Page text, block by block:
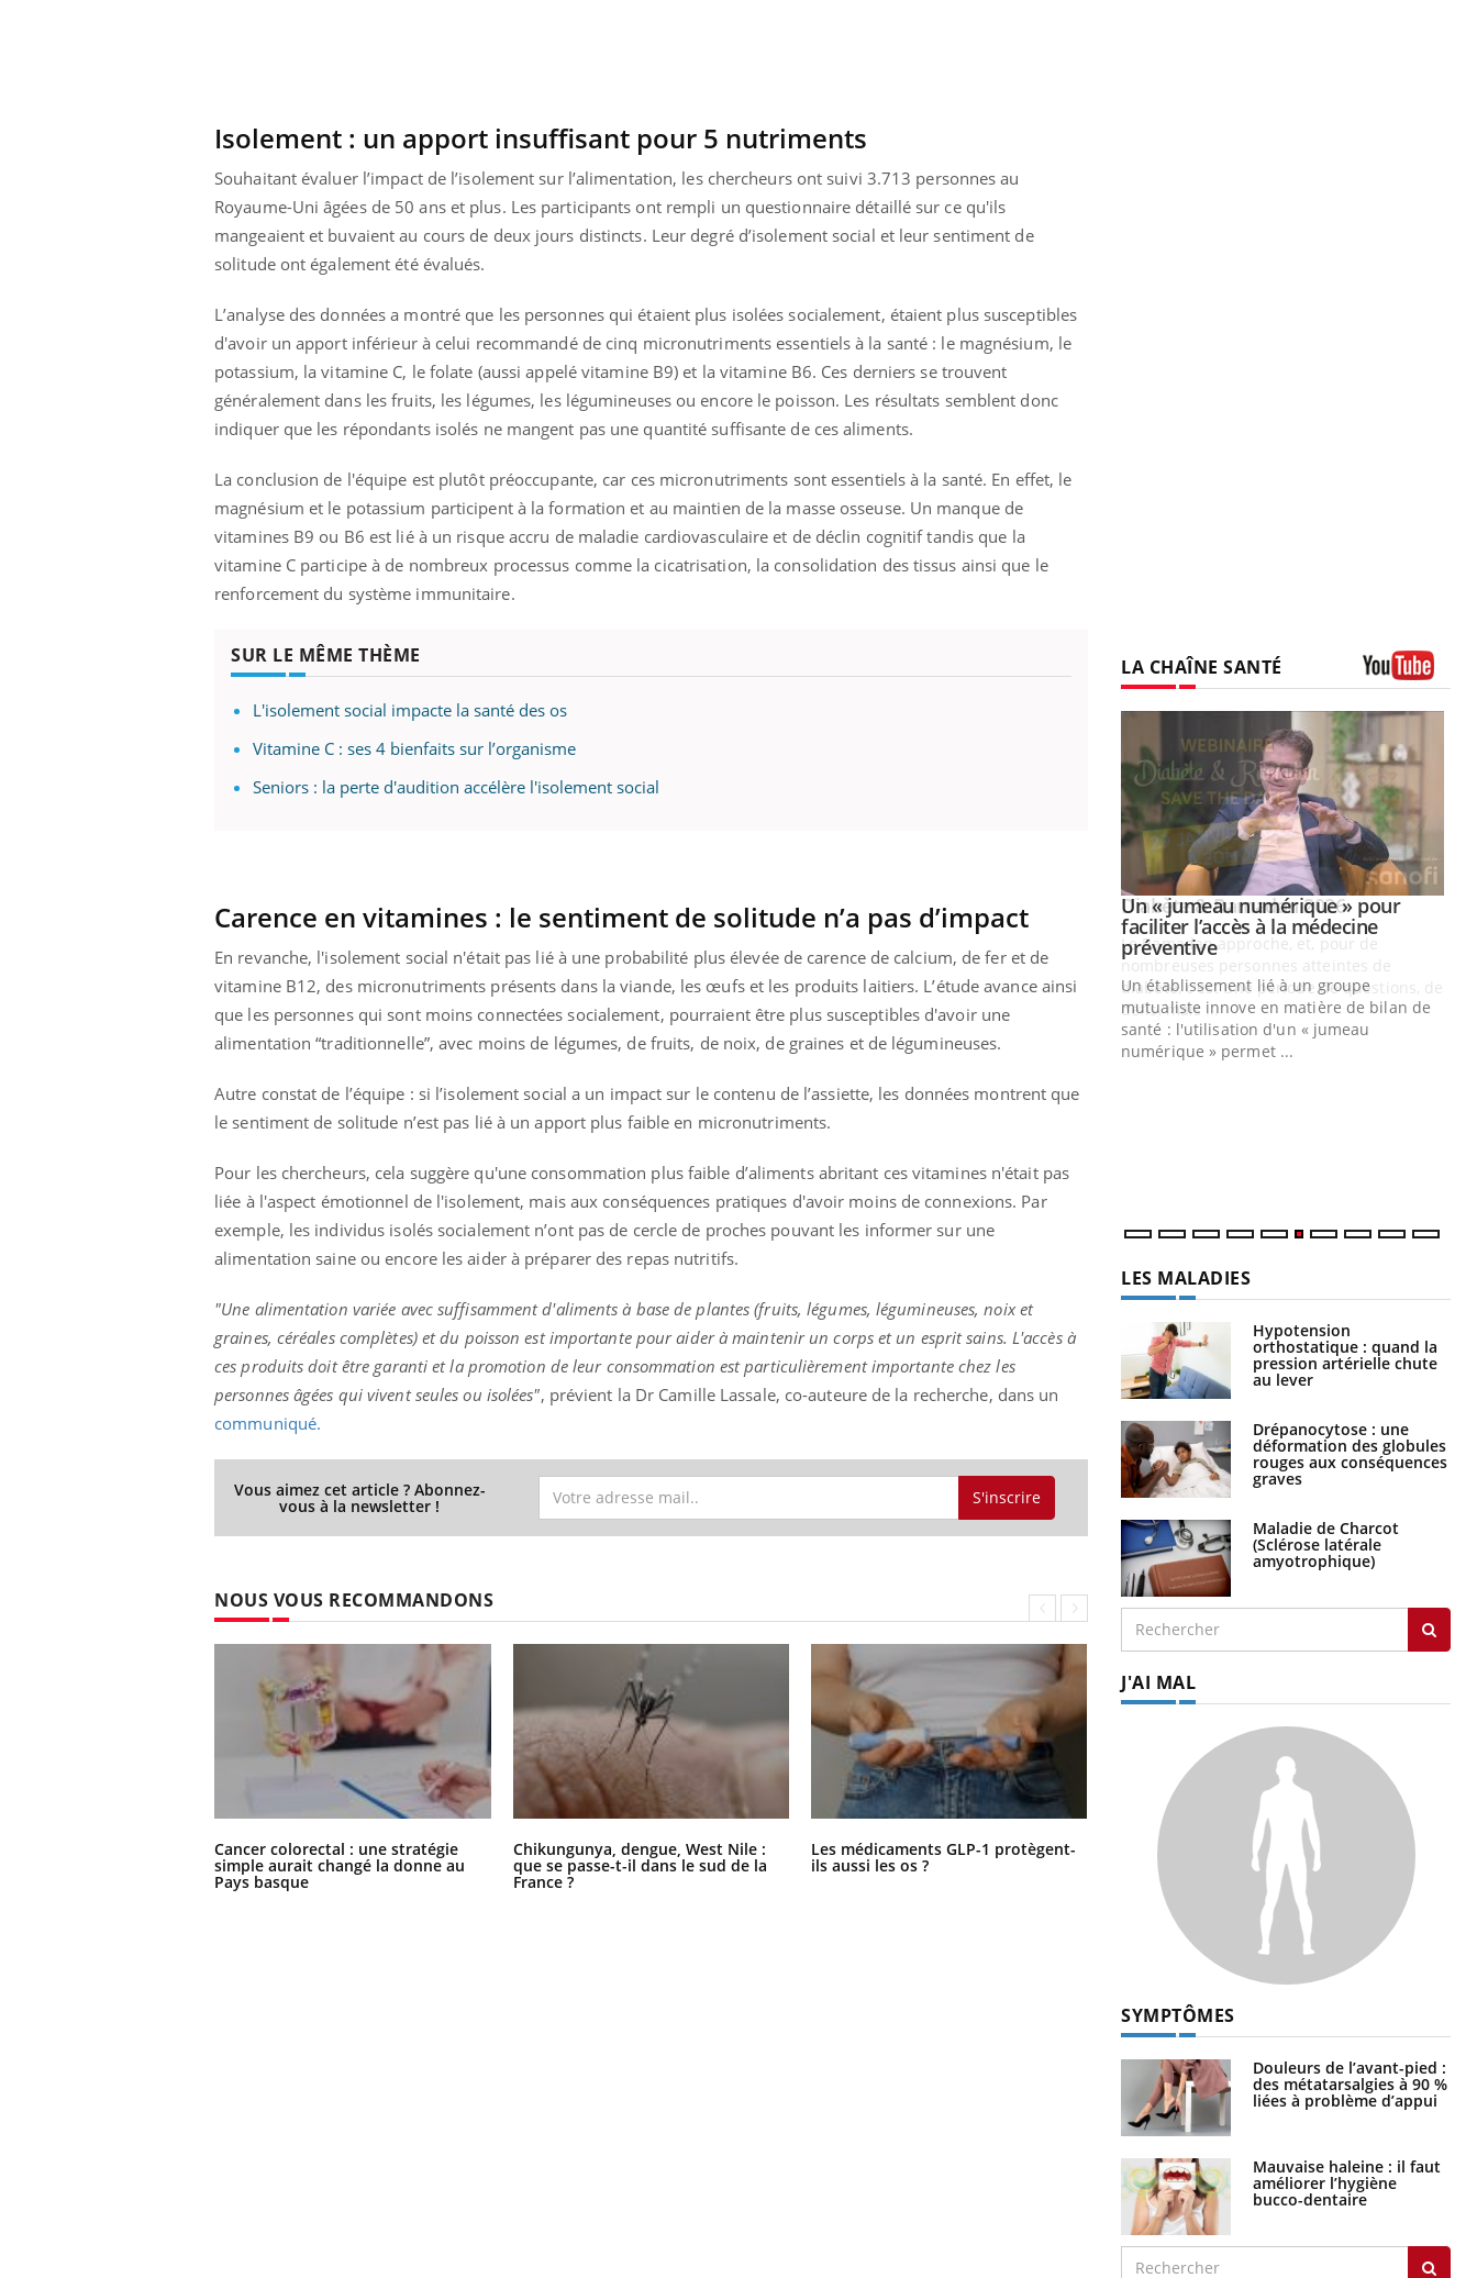
Isolement : un apport insuffisant pour 5 nutriments
Souhaitant évaluer l’impact de l’isolement sur l’alimentation, les chercheurs ont suivi 3.713 personnes au
Royaume-Uni âgées de 50 ans et plus. Les participants ont rempli un questionnaire détaillé sur ce qu'ils
mangeaient et buvaient au cours de deux jours distincts. Leur degré d’isolement social et leur sentiment de
solitude ont également été évalués.
L’analyse des données a montré que les personnes qui étaient plus isolées socialement, étaient plus susceptibles
d'avoir un apport inférieur à celui recommandé de cinq micronutriments essentiels à la santé : le magnésium, le
potassium, la vitamine C, le folate (aussi appelé vitamine B9) et la vitamine B6. Ces derniers se trouvent
généralement dans les fruits, les légumes, les légumineuses ou encore le poisson. Les résultats semblent donc
indiquer que les répondants isolés ne mangent pas une quantité suffisante de ces aliments.
La conclusion de l'équipe est plutôt préoccupante, car ces micronutriments sont essentiels à la santé. En effet, le
magnésium et le potassium participent à la formation et au maintien de la masse osseuse. Un manque de
vitamines B9 ou B6 est lié à un risque accru de maladie cardiovasculaire et de déclin cognitif tandis que la
vitamine C participe à de nombreux processus comme la cicatrisation, la consolidation des tissus ainsi que le
renforcement du système immunitaire.
SUR LE MÊME THÈME
L'isolement social impacte la santé des os
Vitamine C : ses 4 bienfaits sur l’organisme
Seniors : la perte d'audition accélère l'isolement social
Carence en vitamines : le sentiment de solitude n’a pas d’impact
En revanche, l'isolement social n'était pas lié à une probabilité plus élevée de carence de calcium, de fer et de
vitamine B12, des micronutriments présents dans la viande, les œufs et les produits laitiers. L’étude avance ainsi
que les personnes qui sont moins connectées socialement, pourraient être plus susceptibles d'avoir une
alimentation “traditionnelle”, avec moins de légumes, de fruits, de noix, de graines et de légumineuses.
Autre constat de l’équipe : si l’isolement social a un impact sur le contenu de l’assiette, les données montrent que
le sentiment de solitude n’est pas lié à un apport plus faible en micronutriments.
Pour les chercheurs, cela suggère qu'une consommation plus faible d’aliments abritant ces vitamines n'était pas
liée à l'aspect émotionnel de l'isolement, mais aux conséquences pratiques d'avoir moins de connexions. Par
exemple, les individus isolés socialement n’ont pas de cercle de proches pouvant les informer sur une
alimentation saine ou encore les aider à préparer des repas nutritifs.
"Une alimentation variée avec suffisamment d'aliments à base de plantes (fruits, légumes, légumineuses, noix et
graines, céréales complètes) et du poisson est importante pour aider à maintenir un corps et un esprit sains. L'accès à
ces produits doit être garanti et la promotion de leur consommation est particulièrement importante chez les
personnes âgées qui vivent seules ou isolées", prévient la Dr Camille Lassale, co-auteure de la recherche, dans un
communiqué.
Vous aimez cet article ? Abonnez-
vous à la newsletter ! S'inscrire
NOUS VOUS RECOMMANDONS
Cancer colorectal : une stratégie
simple aurait changé la donne au
Pays basque
Chikungunya, dengue, West Nile :
que se passe-t-il dans le sud de la
France ?
Les médicaments GLP-1 protègent-
ils aussi les os ?
Cytomégalovirus : ce qui change
dans la prise en charge des femmes
enceintes
LA CHAÎNE SANTÉ
Insuline & Charge mentale : et si on
osait en parler??Youtube
En 2026, l'insuline dans le diabète de type 2
reste entourée d'idées reçues chez les
patients comme parfois chez les soignants.
Youtube
Eczéma Chronique des Mains : se
préparer pour l’été !Youtube
L'été arrive… et avec lui, un tout nouveau
rythme de vie ! Vacances, plage, piscine,
soleil, activités en plein air… Nos mains
Youtube
Diabète & Ramadan 2026 Youtube
nombreuses personnes atteintes de
diabète, c'est une période de questions, de
défis, mais ...
Youtube
Un « jumeau numérique » pour
faciliter l’accès à la médecine
préventiveYoutube
Un établissement lié à un groupe
mutualiste innove en matière de bilan de
santé : l'utilisation d'un « jumeau
numérique » permet ...
LES MALADIES
Hypotension
orthostatique : quand la
pression artérielle chute
au lever
Drépanocytose : une
déformation des globules
rouges aux conséquences
graves
Maladie de Charcot
(Sclérose latérale
amyotrophique)
J'AI MAL
SYMPTÔMES
Douleurs de l’avant-pied :
des métatarsalgies à 90 %
liées à problème d’appui
Mauvaise haleine : il faut
améliorer l’hygiène
bucco-dentaire